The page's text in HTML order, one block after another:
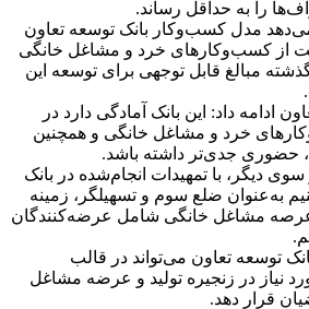
را به حداقل رساند.
مدل کسب‌وکار بانک توسعه تعاون
از کسب‌وکارهای خرد و مشاغل خانگی
مبالغ قابل توجهی برای توسعه این
ادامه داد: این بانک آمادگی دارد در
خرد و مشاغل خانگی و همچنین
حضوری جدی‌تر داشته باشد.
دیگر، با تمهیدات انجام‌شده در بانک
به‌عنوان ضلع سوم و تسهیلگر، زمینه
عرصه مشاغل خانگی شامل عرضه‌کنندگان
توسعه تعاون می‌تواند در قالب
نیاز در زنجیره تولید و عرضه مشاغل
قرار دهد.